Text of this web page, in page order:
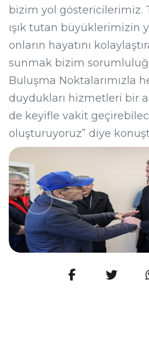
bizim yol göstericilerimiz.
ışık tutan büyüklerimizin
onların hayatını
sunmak bizim
Buluşma Noktalarımızla
duydukları hizmetleri bir
de keyifle vakit
oluşturuyoruz” diye